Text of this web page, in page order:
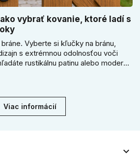
vybrať kovanie, ktoré ladí s
Vyberte si kľučky na bránu,
s extrémnou odolnosťou voči
rustikálnu patinu alebo moderné
svoj vstup kvalitou, ktorá prežije
Viac informácií
